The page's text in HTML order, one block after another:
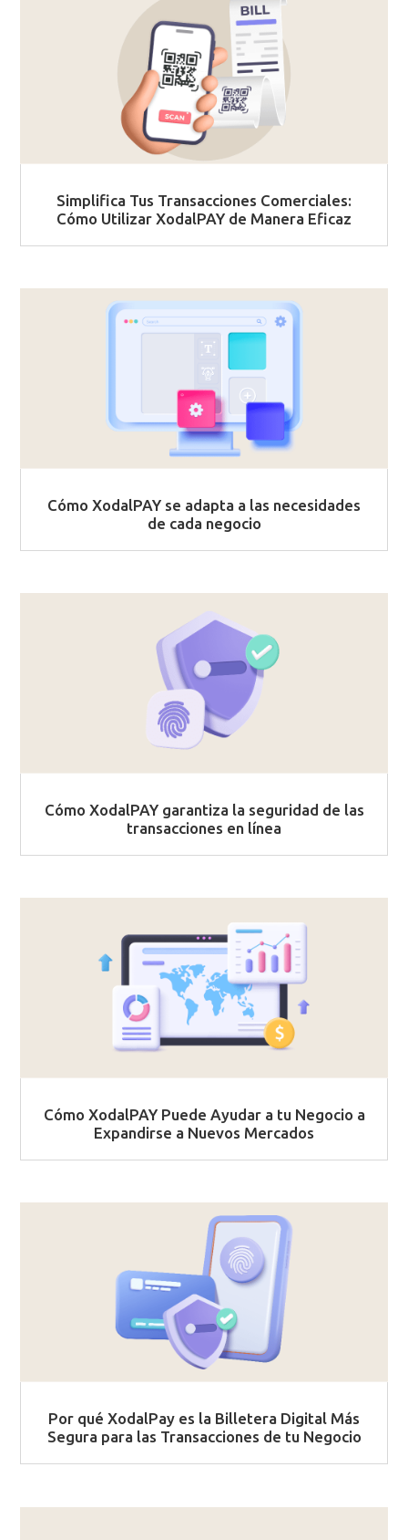
Simplifica Tus Transacciones Comerciales:
Cómo Utilizar XodalPAY de Manera Eficaz
Cómo XodalPAY se adapta a las necesidades
de cada negocio
Cómo XodalPAY garantiza la seguridad de las
transacciones en línea
Cómo XodalPAY Puede Ayudar a tu Negocio a
Expandirse a Nuevos Mercados
Por qué XodalPay es la Billetera Digital Más
Segura para las Transacciones de tu Negocio